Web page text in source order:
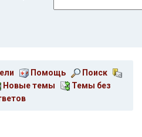
Помощь
Поиск
Новые темы
Темы без